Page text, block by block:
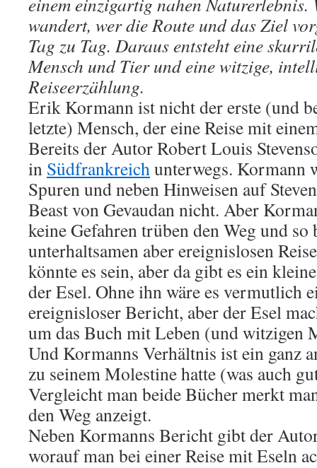
wandert, wer die Route und das Ziel
Tag zu Tag. Daraus entsteht eine
Mensch und Tier und eine witzige,
Reiseerzählung.
Erik Kormann ist nicht der erste (und
letzte) Mensch, der eine Reise mit
Bereits der Autor Robert Louis
in Südfrankreichunterwegs. Kormann
Spuren und neben Hinweisen auf
Beast von Gevaudan nicht. Aber
keine Gefahren trüben den Weg und so
unterhaltsamen aber ereignislosen
könnte es sein, aber da gibt es ein
der Esel. Ohne ihn wäre es vermutlich
ereignisloser Bericht, aber der Esel
um das Buch mit Leben (und witzigen
Und Kormanns Verhältnis ist ein ganz
zu seinem Molestine hatte (was auch
Vergleicht man beide Bücher merkt
den Weg anzeigt.
Neben Kormanns Bericht gibt der
worauf man bei einer Reise mit Eseln